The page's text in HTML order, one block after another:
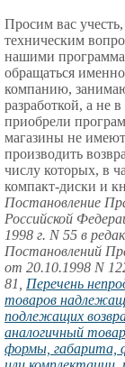
Просим вас
техническим
нашими
обращаться
компанию,
разработкой, а не
приобрели
магазины не
производить
числу которых, в
компакт-диски и
Постановление
Российской
1998 г. N 55 в
Постановлений
от 20.10.1998 N
81, Перечень
товаров
подлежащих
аналогичный
формы, габарита,